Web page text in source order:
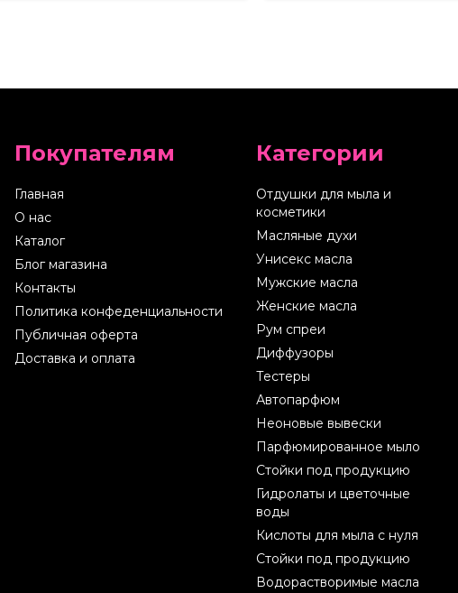
Покупателям
Главная
О нас
Каталог
Блог магазина
Контакты
Политика конфеденциальности
Публичная оферта
Доставка и оплата
Категории
Отдушки для мыла и
косметики
Масляные духи
Унисекс масла
Мужские масла
Женские масла
Рум спреи
Диффузоры
Тестеры
Автопарфюм
Неоновые вывески
Парфюмированное мыло
Стойки под продукцию
Гидролаты и цветочные
воды
Кислоты для мыла с нуля
Стойки под продукцию
Водорастворимые масла